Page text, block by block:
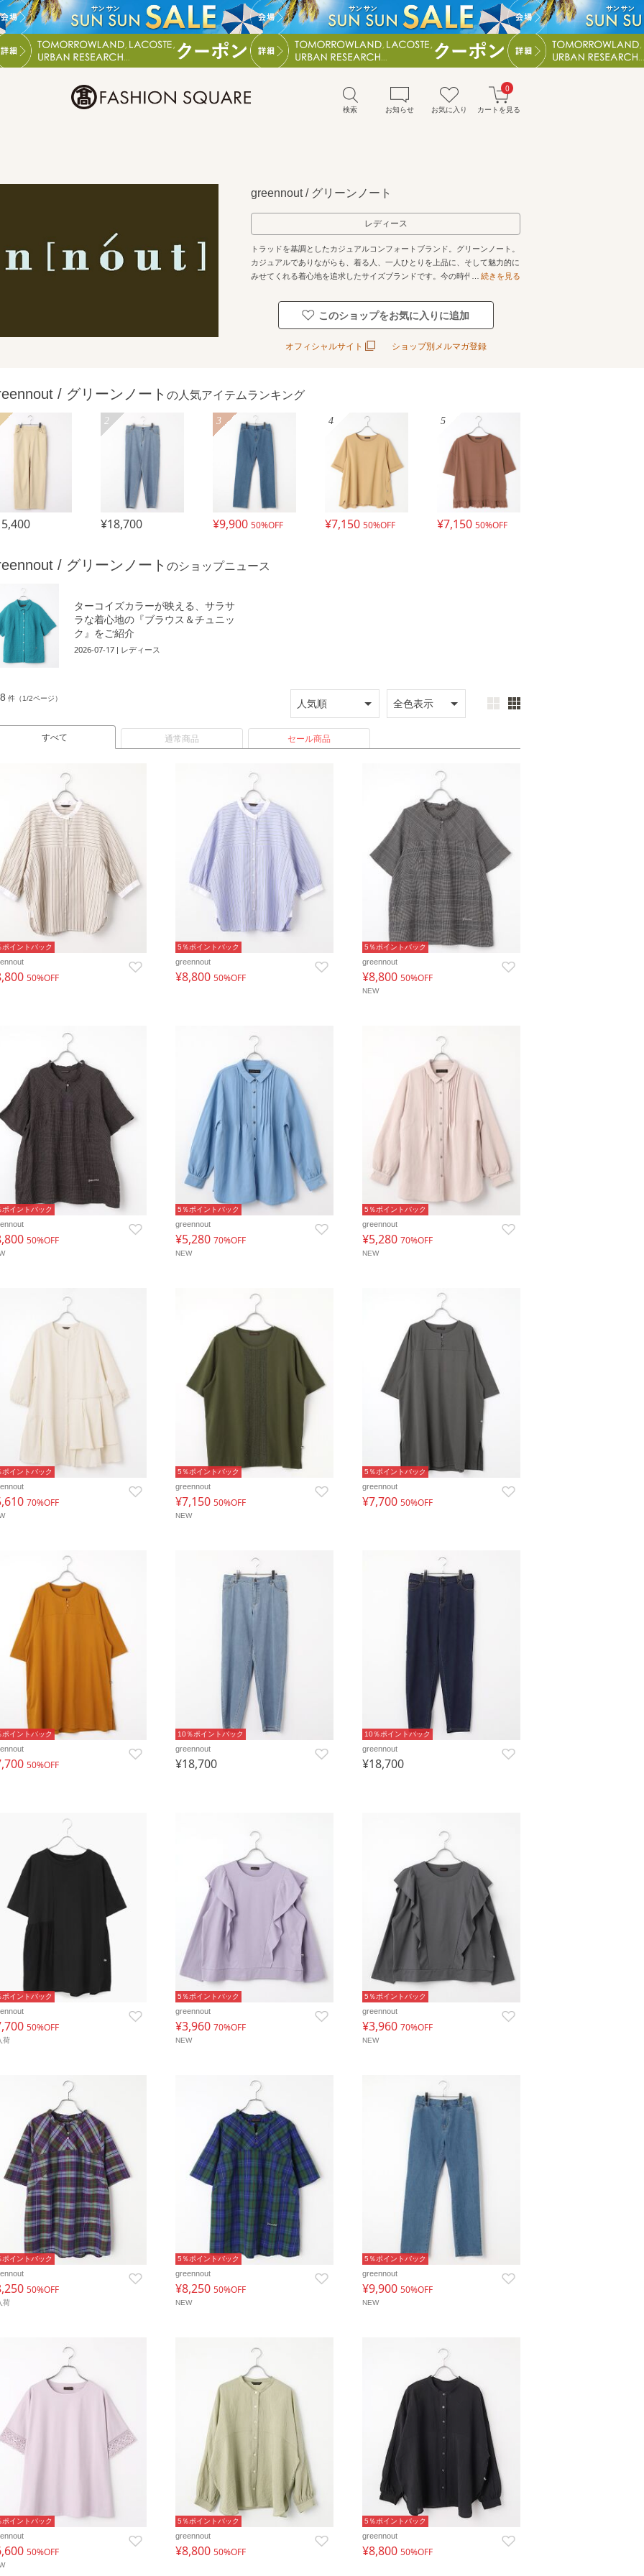
検索 お知らせ お気に入り カートを見る
0
greennout / グリーンノート
レディース
トラッドを基調としたカジュアルコンフォートブランド。グリーンノート。
カジュアルでありながらも、着る人、一人ひとりを上品に、そして魅力的に
みせてくれる着心地を追求したサイズブランドです。今の時代に寄り添いな
イルを提案いたします。
続きを見る
このショップをお気に入りに追加
オフィシャルサイト ショップ別メルマガ登録
/ グリーンノート の 人気アイテムランキング
2
¥18,700
3
¥9,900 50%OFF
4
¥7,150 50%OFF
5
¥7,150 50%OFF
/ グリーンノート のショップニュース
ターコイズカラーが映える、サラサ
ラな着心地の『ブラウス＆チュニッ
ク』をご紹介
2026-07-17 | レディース
件（1/2ページ）
すべて 通常商品 セール商品
ポイントバック
50%OFF
5％ポイントバック
greennout
¥8,800 50%OFF
5％ポイントバック
greennout
¥8,800 50%OFF
NEW
ポイントバック
50%OFF
5％ポイントバック
greennout
¥5,280 70%OFF
NEW
5％ポイントバック
greennout
¥5,280 70%OFF
NEW
ポイントバック
70%OFF
5％ポイントバック
greennout
¥7,150 50%OFF
NEW
5％ポイントバック
greennout
¥7,700 50%OFF
ポイントバック
50%OFF
10％ポイントバック
greennout
¥18,700
10％ポイントバック
greennout
¥18,700
ポイントバック
50%OFF
荷
5％ポイントバック
greennout
¥3,960 70%OFF
NEW
5％ポイントバック
greennout
¥3,960 70%OFF
NEW
ポイントバック
50%OFF
荷
5％ポイントバック
greennout
¥8,250 50%OFF
NEW
5％ポイントバック
greennout
¥9,900 50%OFF
NEW
ポイントバック
50%OFF
5％ポイントバック
greennout
¥8,800 50%OFF
5％ポイントバック
greennout
¥8,800 50%OFF